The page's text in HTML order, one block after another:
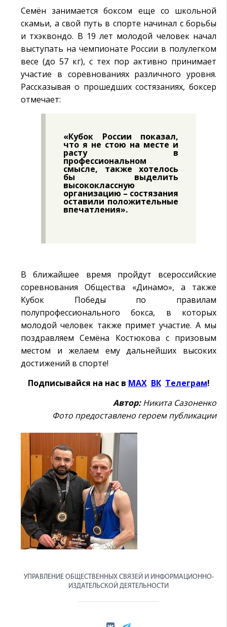
Семён занимается боксом еще со школьной
скамьи, а свой путь в спорте начинал с борьбы
и тхэквондо. В 19 лет молодой человек начал
выступать на чемпионате России в полулегком
весе (до 57 кг), с тех пор активно принимает
участие в соревнованиях различного уровня.
Рассказывая о прошедших состязаниях, боксер
отмечает:
«Кубок России показал,
что я не стою на месте и
расту в
профессиональном
смысле, также хотелось
бы выделить
высококлассную
организацию – состязания
оставили положительные
впечатления».
В ближайшее время пройдут всероссийские
соревнования Общества «Динамо», а также
Кубок Победы по правилам
полупрофессионального бокса, в которых
молодой человек также примет участие. А мы
поздравляем Семёна Костюкова с призовым
местом и желаем ему дальнейших высоких
достижений в спорте!
Подписывайся на нас в MAXӀ ВКӀ Телеграм!
Автор:Никита Сазоненко
Фото предоставлено героем публикации
УПРАВЛЕНИЕ ОБЩЕСТВЕННЫХ СВЯЗЕЙ И ИНФОРМАЦИОННО-
ИЗДАТЕЛЬСКОЙ ДЕЯТЕЛЬНОСТИ